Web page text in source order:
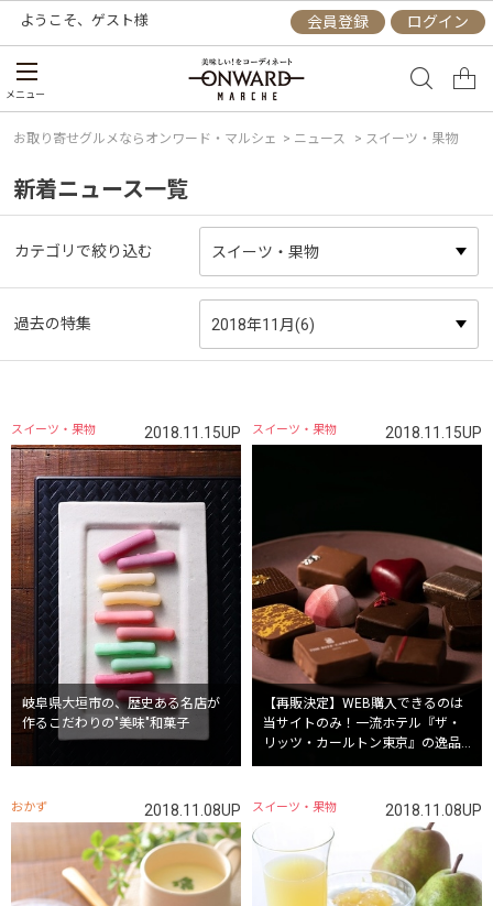
ようこそ、 ゲスト様 会員登録 ログイン
メニュー
お取り寄せグルメならオンワード・マルシェ > ニュース > スイーツ・果物
新着ニュース一覧
カテゴリで絞り込む
過去の特集
岐阜県大垣市の、歴史ある名店が
作るこだわりの"美味"和菓子
スイーツ・果物 2018.11.15UP
【再販決定】WEB購入できるのは
当サイトのみ！一流ホテル『ザ・
リッツ・カールトン東京』の逸品
たち
スイーツ・果物 2018.11.15UP
おかず 2018.11.08UP スイーツ・果物 2018.11.08UP